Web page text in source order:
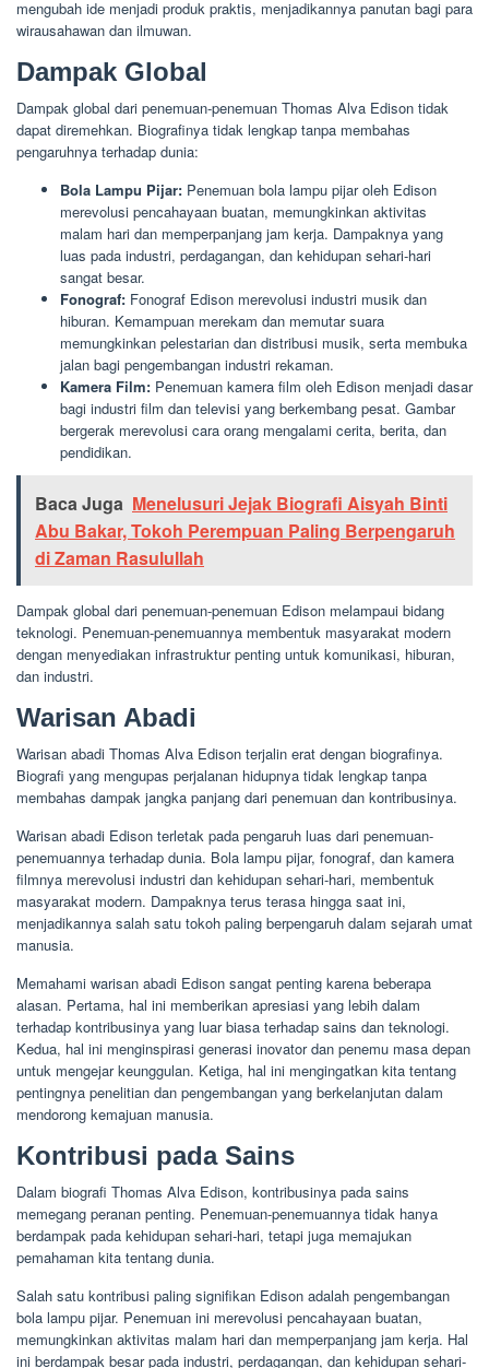
mengubah ide menjadi produk praktis, menjadikannya panutan bagi para
wirausahawan dan ilmuwan.
Dampak Global
Dampak global dari penemuan-penemuan Thomas Alva Edison tidak
dapat diremehkan. Biografinya tidak lengkap tanpa membahas
pengaruhnya terhadap dunia:
Bola Lampu Pijar: Penemuan bola lampu pijar oleh Edison
merevolusi pencahayaan buatan, memungkinkan aktivitas
malam hari dan memperpanjang jam kerja. Dampaknya yang
luas pada industri, perdagangan, dan kehidupan sehari-hari
sangat besar.
Fonograf: Fonograf Edison merevolusi industri musik dan
hiburan. Kemampuan merekam dan memutar suara
memungkinkan pelestarian dan distribusi musik, serta membuka
jalan bagi pengembangan industri rekaman.
Kamera Film: Penemuan kamera film oleh Edison menjadi dasar
bagi industri film dan televisi yang berkembang pesat. Gambar
bergerak merevolusi cara orang mengalami cerita, berita, dan
pendidikan.
Baca Juga Menelusuri Jejak Biografi Aisyah Binti
Abu Bakar, Tokoh Perempuan Paling Berpengaruh
di Zaman Rasulullah
Dampak global dari penemuan-penemuan Edison melampaui bidang
teknologi. Penemuan-penemuannya membentuk masyarakat modern
dengan menyediakan infrastruktur penting untuk komunikasi, hiburan,
dan industri.
Warisan Abadi
Warisan abadi Thomas Alva Edison terjalin erat dengan biografinya.
Biografi yang mengupas perjalanan hidupnya tidak lengkap tanpa
membahas dampak jangka panjang dari penemuan dan kontribusinya.
Warisan abadi Edison terletak pada pengaruh luas dari penemuan-
penemuannya terhadap dunia. Bola lampu pijar, fonograf, dan kamera
filmnya merevolusi industri dan kehidupan sehari-hari, membentuk
masyarakat modern. Dampaknya terus terasa hingga saat ini,
menjadikannya salah satu tokoh paling berpengaruh dalam sejarah umat
manusia.
Memahami warisan abadi Edison sangat penting karena beberapa
alasan. Pertama, hal ini memberikan apresiasi yang lebih dalam
terhadap kontribusinya yang luar biasa terhadap sains dan teknologi.
Kedua, hal ini menginspirasi generasi inovator dan penemu masa depan
untuk mengejar keunggulan. Ketiga, hal ini mengingatkan kita tentang
pentingnya penelitian dan pengembangan yang berkelanjutan dalam
mendorong kemajuan manusia.
Kontribusi pada Sains
Dalam biografi Thomas Alva Edison, kontribusinya pada sains
memegang peranan penting. Penemuan-penemuannya tidak hanya
berdampak pada kehidupan sehari-hari, tetapi juga memajukan
pemahaman kita tentang dunia.
Salah satu kontribusi paling signifikan Edison adalah pengembangan
bola lampu pijar. Penemuan ini merevolusi pencahayaan buatan,
memungkinkan aktivitas malam hari dan memperpanjang jam kerja. Hal
ini berdampak besar pada industri, perdagangan, dan kehidupan sehari-